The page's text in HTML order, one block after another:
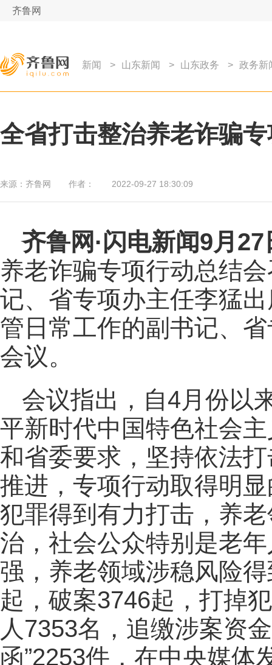
齐鲁网
新闻 > 山东新闻 > 山东政务 > 政务新
全省打击整治养老诈骗
来源： 齐鲁网 作者： 2022-09-27 18:30:09
齐鲁网 ·闪电新闻9月27
养老诈骗专项行动总结
记、省专项办主任李猛
管日常工作的副书记、
会议。
会议指出，自4月份以
平新时代中国特色社会
和省委要求，坚持依法
推进，专项行动取得明
犯罪得到有力打击，养
治，社会公众特别是老
强，养老领域涉稳风险
起，破案3746起，打掉
人7353名，追缴涉案资
函”2253件，在中央媒体